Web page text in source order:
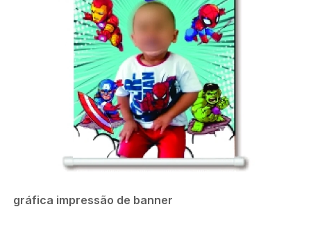
gráfica impressão de banner